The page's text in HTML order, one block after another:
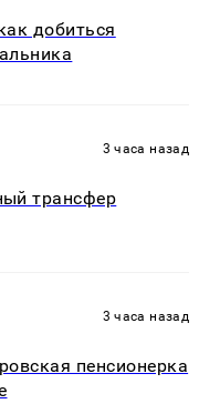
добиться
3 часа назад
трансфер
3 часа назад
пенсионерка